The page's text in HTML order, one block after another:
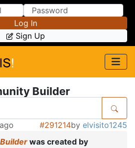
Content
Menu
Log In
Sign Up
Builder
#291214by elvisito1245
was created by